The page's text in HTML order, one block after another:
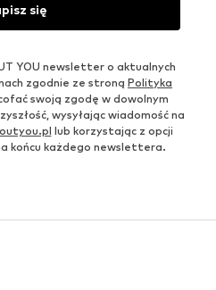
się
YOU newsletter o aktualnych
zgodnie ze stroną Polityka
swoją zgodę w dowolnym
wysyłając wiadomość na
lub korzystając z opcji
końcu każdego newslettera.